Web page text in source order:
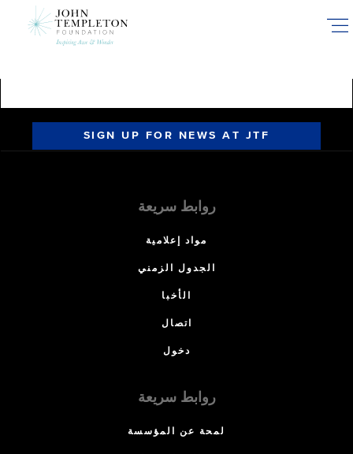
SIGN UP FOR NEWS AT JTF
روابط سريعة
مواد إعلامية
الجدول الزمني
الأخبا
اتصال
دخول
روابط سريعة
لمحة عن المؤسسة